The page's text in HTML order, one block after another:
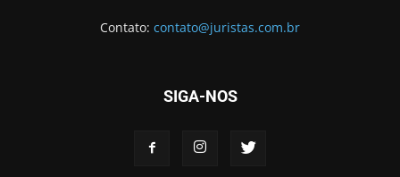
Contato: contato@juristas.com.br
SIGA-NOS